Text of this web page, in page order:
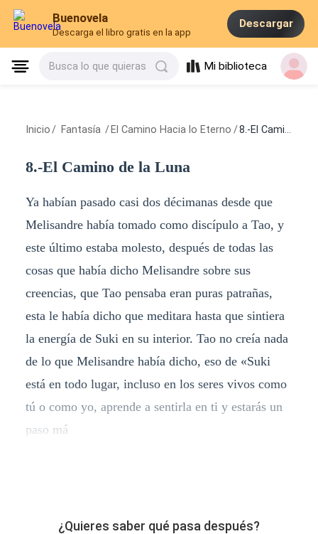
Buenovela
Descarga el libro gratis en la app
Descargar
Busca lo que quieras Mi biblioteca
Inicio / Fantasía / El Camino Hacia lo Eterno /8.-El Camino de la Luna
8.-El Camino de la Luna
Ya habían pasado casi dos décimanas desde que
Melisandre había tomado como discípulo a Tao, y
este último estaba molesto, después de todas las
cosas que había dicho Melisandre sobre sus
creencias, que Tao pensaba eran puras patrañas,
esta le había dicho que meditara hasta que sintiera
la energía de Suki en su interior. Tao no creía nada
de lo que Melisandre había dicho, eso de «Suki
está en todo lugar, incluso en los seres vivos como
tú o como yo, aprende a sentirla en ti y estarás un
paso má
¿Quieres saber qué pasa después?